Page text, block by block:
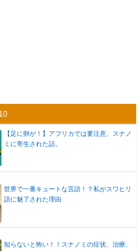
【足に卵が！】アフリカでは要注意、スナノ
ミに寄生された話。
世界で一番キュートな言語！？私がスワヒリ
語に魅了された理由
知らないと怖い！！スナノミの症状、治療、